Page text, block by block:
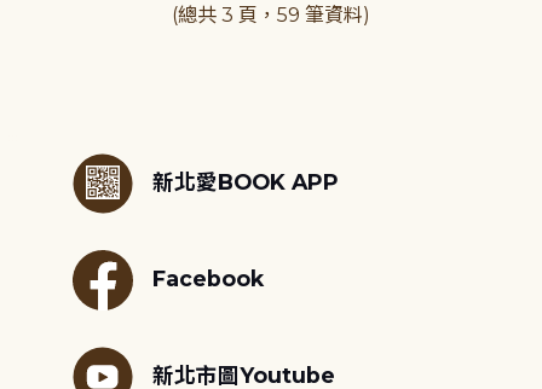
(總共 3 頁，59 筆資料)
新北愛BOOK APP
Facebook
新北市圖Youtube